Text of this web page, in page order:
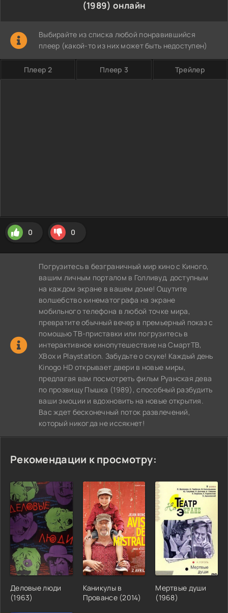
(1989) онлайн
Выбирайте из списка любой понравившийся
плеер (какой-то из них может быть недоступен)
Плеер 2 Плеер 3 Трейлер
0 0
Погрузитесь в безграничный мир кино с Киного,
вашим личным порталом в Голливуд, доступным
на каждом экране в вашем доме! Ощутите
волшебство кинематографа на экране
мобильного телефона в любой точке мира,
превратите обычный вечер в премьерный показ с
помощью ТВ-приставки или погрузитесь в
интерактивное кинопутешествие на СмартТВ,
XBox и Playstation. Забудьте о скуке! Каждый день
Kinogo HD открывает двери в новые миры,
предлагая вам посмотреть фильм Руанская дева
по прозвищу Пышка (1989), способный разбудить
ваши эмоции и вдохновить на новые открытия.
Вас ждет бесконечный поток развлечений,
который никогда не иссякнет!
Рекомендации к просмотру:
Деловые люди
(1963)
Каникулы в
Провансе (2014)
Мертвые души
(1968)